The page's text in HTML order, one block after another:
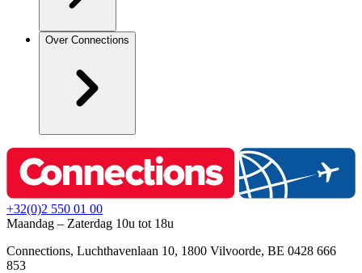
Over Connections
+32(0)2 550 01 00
Maandag – Zaterdag 10u tot 18u
Connections, Luchthavenlaan 10, 1800 Vilvoorde, BE 0428 666
853